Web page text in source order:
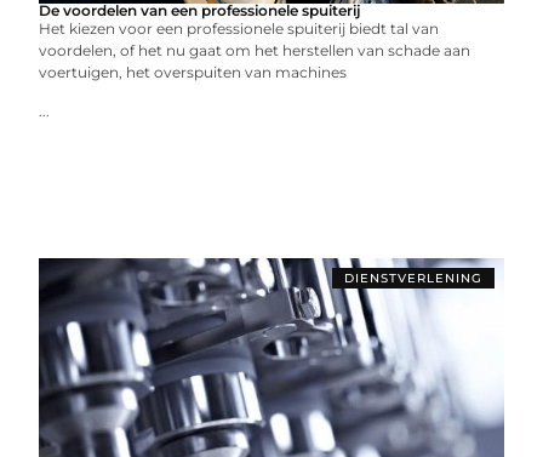
De voordelen van een professionele spuiterij
Het kiezen voor een professionele spuiterij biedt tal van
voordelen, of het nu gaat om het herstellen van schade aan
voertuigen, het overspuiten van machines
...
DIENSTVERLENING